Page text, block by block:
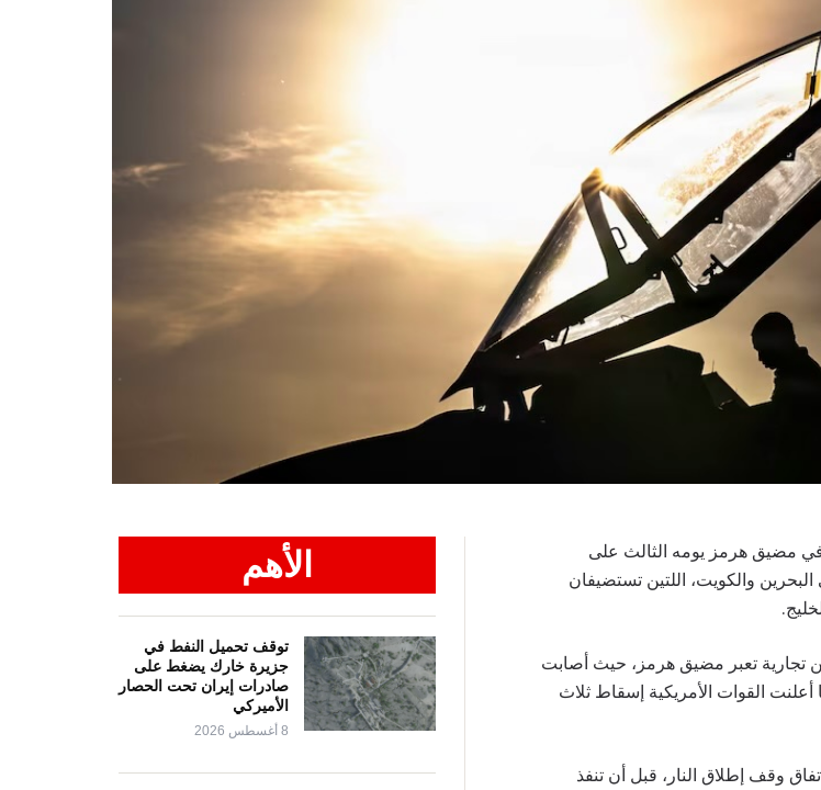
في مضيق هرمز يومه الثالث على
والكويت، اللتين تستضيفان
على سفن تجارية تعبر مضيق هرمز، حيث أصابت
أعلنت القوات الأمريكية إسقاط ثلاث
وقف إطلاق النار، قبل أن تنفذ
الأهم
توقف تحميل النفط في
جزيرة خارك يضغط على
صادرات إيران تحت الحصار
الأميركي
8 أغسطس 2026